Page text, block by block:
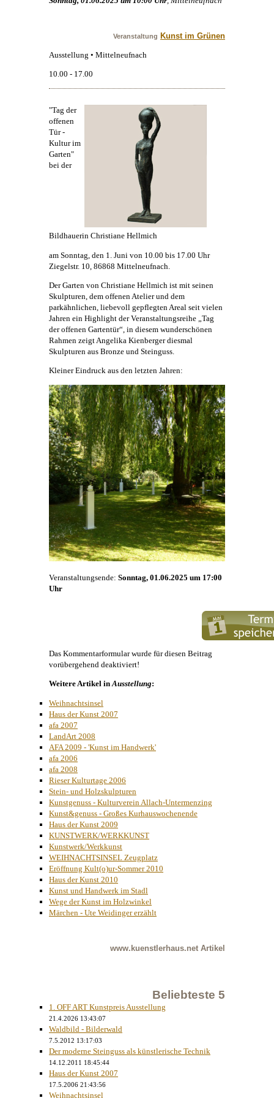
Veranstaltung Kunst im Grünen
Ausstellung • Mittelneufnach
10.00 - 17.00
"Tag der
offenen
Tür -
Kultur im
Garten"
bei der
Bildhauerin Christiane Hellmich
am Sonntag, den 1. Juni von 10.00 bis 17.00 Uhr
Ziegelstr. 10, 86868 Mittelneufnach.
Der Garten von Christiane Hellmich ist mit seinen
Skulpturen, dem offenen Atelier und dem
parkähnlichen, liebevoll gepflegten Areal seit vielen
Jahren ein Highlight der Veranstaltungsreihe „Tag
der offenen Gartentür“, in diesem wunderschönen
Rahmen zeigt Angelika Kienbergerdiesmal
Skulpturen aus Bronze und Steinguss.
Kleiner Eindruck aus den letzten Jahren:
Veranstaltungsende: Sonntag, 01.06.2025 um 17:00
Uhr
Das Kommentarformular wurde für diesen Beitrag
vorübergehend deaktiviert!
Weitere Artikel inAusstellung:
Weihnachtsinsel
Haus der Kunst 2007
afa 2007
LandArt 2008
AFA 2009 - 'Kunst im Handwerk'
afa 2006
afa 2008
Rieser Kulturtage 2006
Stein- und Holzskulpturen
Kunstgenuss - Kulturverein Allach-Untermenzing
Kunst&genuss - Großes Kurhauswochenende
Haus der Kunst 2009
KUNSTWERK/WERKKUNST
Kunstwerk/Werkkunst
WEIHNACHTSINSEL Zeugplatz
Eröffnung Kult(o)ur-Sommer 2010
Haus der Kunst 2010
Kunst und Handwerk im Stadl
Wege der Kunst im Holzwinkel
Märchen - Ute Weidinger erzählt
www.kuenstlerhaus.net Artikel
Beliebteste 5
1. OFF ART Kunstpreis Ausstellung
21.4.2026 13:43:07
Waldbild - Bilderwald
7.5.2012 13:17:03
Der moderne Steinguss als künstlerische Technik
14.12.2011 18:45:44
Haus der Kunst 2007
17.5.2006 21:43:56
Weihnachtsinsel